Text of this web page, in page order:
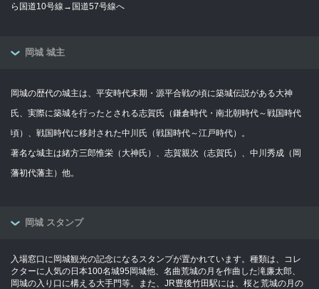
ら国道10号線→国道57号線へ
岡城 城主
岡城の歴代の城主は、平安時代末期・源平合戦の頃に築城伝説がある大神
氏、実際に築城を行ったとされる志賀氏（鎌倉時代・南北朝時代～戦国時代
頃）、戦国時代に移封された中川氏（戦国時代～江戸時代）。
著名な城主は緒方三郎惟栄（大神氏）、志賀親次（志賀氏）、中川秀成（岡
藩初代藩主）他。
岡城 スタンプ
入場窓口に岡城観光の記念になるスタンプが置かれています。種類は、コレ
クターに人気の日本100名城95岡城他、名曲荒城の月を作曲した滝廉太郎、
岡城の入り口に構える大手門等。また、JR豊後竹田駅には、桜と荒城の月の